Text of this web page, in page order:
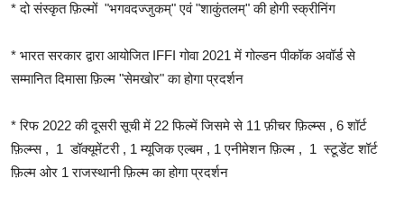
* दो संस्कृत फ़िल्मों "भगवदज्जुकम्" एवं "शाकुंतलम्" की होगी स्क्रीनिंग
* भारत सरकार द्वारा आयोजित IFFI गोवा 2021 में गोल्डन पीकॉक अवॉर्ड से
सम्मानित दिमासा फ़िल्म "सेमखोर" का होगा प्रदर्शन
* रिफ 2022 की दूसरी सूची में 22 फिल्में जिसमे से 11 फ़ीचर फ़िल्म्स , 6 शॉर्ट
फ़िल्म्स , 1 डॉक्यूमेंटरी , 1 म्यूजिक एल्बम , 1 एनीमेशन फ़िल्म , 1 स्टूडेंट शॉर्ट
फ़िल्म ओर 1 राजस्थानी फ़िल्म का होगा प्रदर्शन